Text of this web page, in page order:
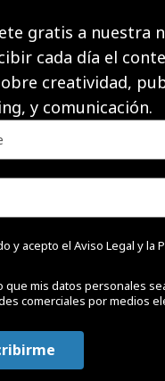
gratis a nuestra
cada día el
creatividad,
y comunicación.
y acepto el Aviso Legal y la
que mis datos personales
comerciales por medios